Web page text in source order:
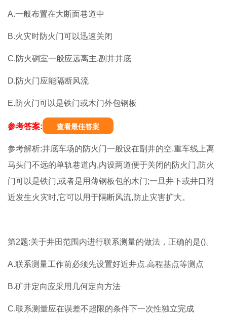
A.一般布置在大断面巷道中
B.火灾时防火门可以迅速关闭
C.防火硐室一般应远离主.副井井底
D.防火门应能隔断风流
E.防火门可以是铁门或木门外包钢板
参考答案: 查看最佳答案
参考解析:井底车场的防火门一般设在副井的空.重车线上离
马头门不远的单轨巷道内,内设两道便于关闭的防火门,防火
门可以是铁门,或者是用薄钢板包的木门;一旦井下或井口附
近发生火灾时,它可以用于隔断风流,防止灾害扩大。
第2题:关于井田范围内进行联系测量的做法，正确的是()。
A.联系测量工作前必须先设置好近井点.高程基点等测点
B.矿井定向应采用几何定向方法
C.联系测量应在误差不超限的条件下一次性独立完成